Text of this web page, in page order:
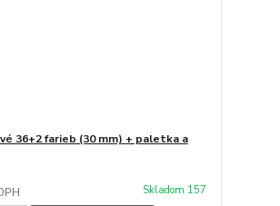
36+2 farieb (30 mm) + paletka a
Skladom 157